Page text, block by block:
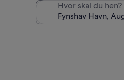
Hvor skal du hen?